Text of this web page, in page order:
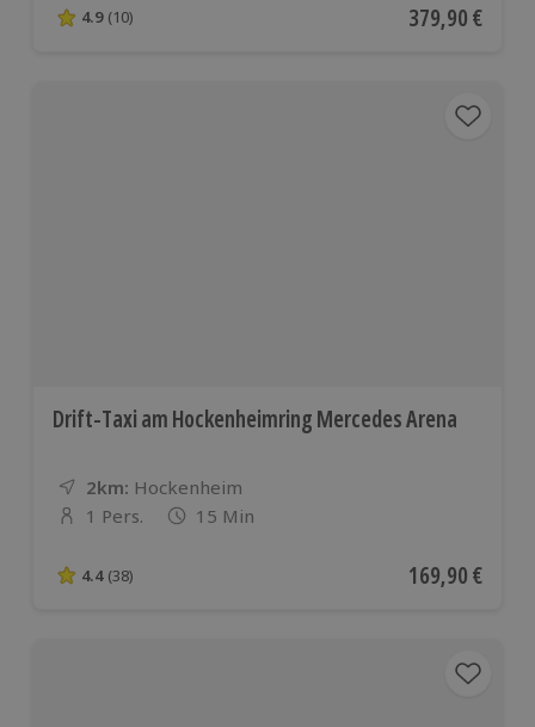
4.9 von 5 Sternen basierend auf 10 Bewertungen
4.9 (10) Aktueller Preis
379,90 €
Drift-Taxi am Hockenheimring Mercedes Arena
2km: Entfernung
Standort
Hockenheim
Anzahl der Teilnehmer
1 Pers. 15 Min
4.4 von 5 Sternen basierend auf 38 Bewertungen
4.4 (38) Aktueller Preis
169,90 €